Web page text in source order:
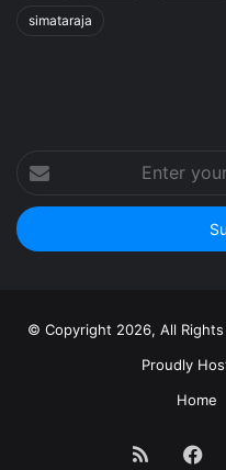
simataraja
Enter
your
Email
address
© Copyright 2026, All
Proudly
Home
RSS